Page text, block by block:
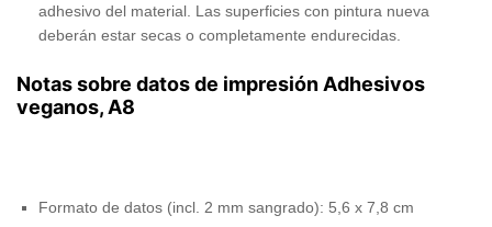
adhesivo del material. Las superficies con pintura nueva
deberán estar secas o completamente endurecidas.
Notas sobre datos de impresión Adhesivos
veganos, A8
Formato de datos (incl. 2 mm sangrado): 5,6 x 7,8 cm